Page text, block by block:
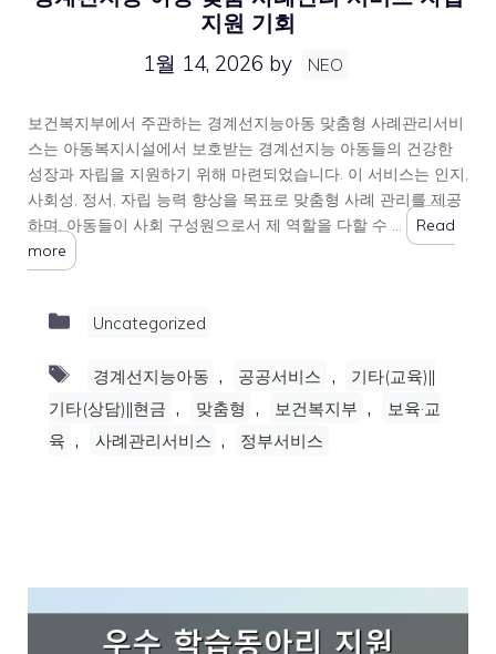
지원 기회
1월 14, 2026 by NEO
보건복지부에서 주관하는 경계선지능아동 맞춤형 사례관리서비
스는 아동복지시설에서 보호받는 경계선지능 아동들의 건강한
성장과 자립을 지원하기 위해 마련되었습니다. 이 서비스는 인지,
사회성, 정서, 자립 능력 향상을 목표로 맞춤형 사례 관리를 제공
하며, 아동들이 사회 구성원으로서 제 역할을 다할 수 …
Read
more
Categories
Uncategorized
Tags
경계선지능아동 , 공공서비스 ,
기타(교육)||
기타(상담)||현금 , 맞춤형 , 보건복지부 ,
보육·교
육 , 사례관리서비스 , 정부서비스